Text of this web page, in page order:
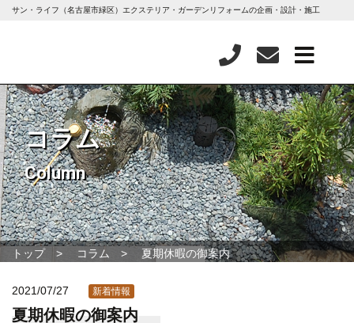
サン・ライフ（名古屋市緑区）エクステリア・ガーデンリフォームの企画・設計・施工
コラム
Column
トップ コラム 夏期休暇の御案内
2021/07/27 新着情報
夏期休暇の御案内